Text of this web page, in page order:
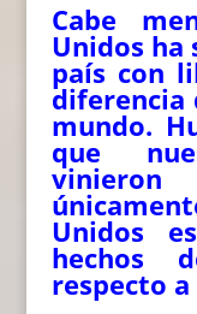
Cabe
Unidos ha
país con
diferencia
mundo.
que
vinieron
Unidos
hechos
respecto